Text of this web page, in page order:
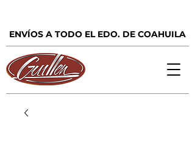
ENVÍOS A TODO EL EDO. DE COAHUILA